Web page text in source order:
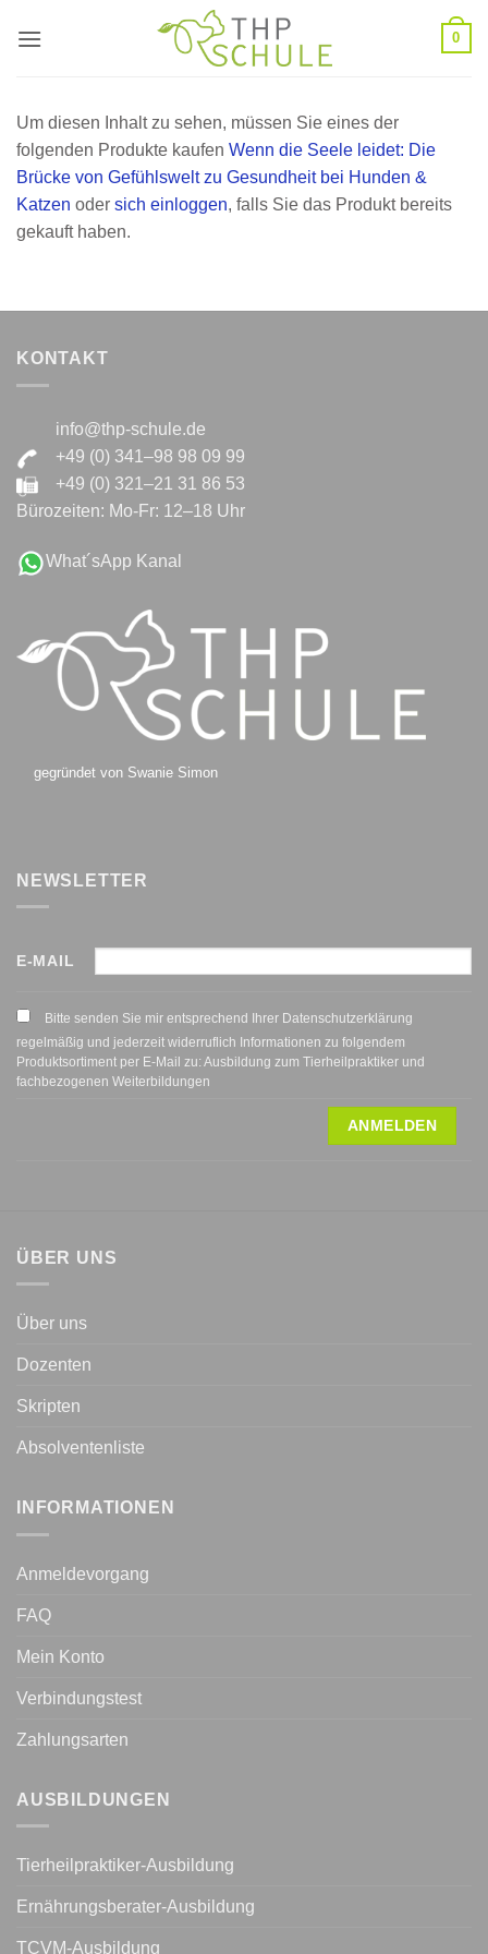
Inhalt
0
Um diesen Inhalt zu sehen, müssen Sie eines der
folgenden Produkte kaufen Wenn die Seele leidet: Die
Brücke von Gefühlswelt zu Gesundheit bei Hunden &
Katzen oder sich einloggen, falls Sie das Produkt bereits
gekauft haben.
KONTAKT
info@thp-schule.de
+49 (0) 341–98 98 09 99
+49 (0) 321–21 31 86 53
Bürozeiten: Mo-Fr: 12–18 Uhr
What´sApp Kanal
gegründet von Swanie Simon
NEWSLETTER
E-MAIL
Bitte senden Sie mir entsprechend Ihrer Datenschutzerklärung
regelmäßig und jederzeit widerruflich Informationen zu folgendem
Produktsortiment per E-Mail zu: Ausbildung zum Tierheilpraktiker und
fachbezogenen Weiterbildungen
ÜBER UNS
Über uns
Dozenten
Skripten
Absolventenliste
INFORMATIONEN
Anmeldevorgang
FAQ
Mein Konto
Verbindungstest
Zahlungsarten
AUSBILDUNGEN
Tierheilpraktiker-Ausbildung
Ernährungsberater-Ausbildung
TCVM-Ausbildung